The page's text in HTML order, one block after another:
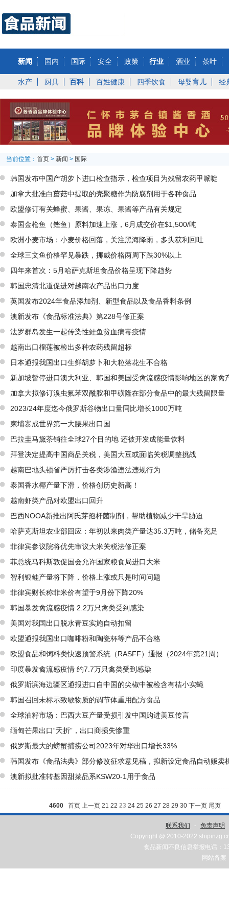
新闻 国内 国际 安全 政策 行业 酒业 茶叶
水产 厨具 百科 百姓健康 四季饮食 母婴育儿 经
当前位置： 首页 > 新闻 > 国际
韩国发布中国产胡萝卜进口检查指示，检查项目为残留农药甲哌啶
加拿大批准白蘑菇中提取的壳聚糖作为防腐剂用于各种食品
欧盟修订有关蜂蜜、果酱、果冻、果酱等产品有关规定
泰国金枪鱼（鲣鱼）原料加速上涨，6月成交价在$1,500/吨
欧洲小麦市场：小麦价格回落，关注黑海降雨，多头获利回吐
全球三文鱼价格罕见暴跌，挪威价格两周下跌30%以上
四年来首次：5月哈萨克斯坦食品价格呈现下降趋势
韩国忠清北道促进对越南农产品出口力度
英国发布2024年食品添加剂、新型食品以及食品香料条例
澳新发布《食品标准法典》第228号修正案
法罗群岛发生一起传染性鲑鱼贫血病毒疫情
越南出口榴莲被检出多种农药残留超标
日本通报我国出口生鲜胡萝卜和大粒落花生不合格
新加坡暂停进口澳大利亚、韩国和美国受禽流感疫情影响地区的家禽
加拿大拟修订溴虫氟苯双酰胺和甲磺隆在部分食品中的最大残留限量
2023/24年度迄今俄罗斯谷物出口量同比增长1000万吨
柬埔寨成世界第一大腰果出口国
巴拉圭马黛茶销往全球27个目的地 还被开发成能量饮料
拜登决定提高中国商品关税，美国大豆或面临关税调整挑战
越南巴地头顿省严厉打击各类涉渔违法违规行为
泰国香水椰产量下滑，价格创历史新高！
越南虾类产品对欧盟出口回升
巴西NOOA新推出阿氏芽孢杆菌制剂，帮助植物减少干旱胁迫
哈萨克斯坦农业部回应：年初以来肉类产量达35.3万吨，储备充足
菲律宾参议院将优先审议大米关税法修正案
菲总统马科斯敦促国会允许国家粮食局进口大米
智利银鲑产量将下降，价格上涨或只是时间问题
菲律宾财长称菲米价有望于9月份下降20%
韩国暴发禽流感疫情 2.2万只禽类受到感染
美国对我国出口脱水青豆实施自动扣留
欧盟通报我国出口咖啡粉和陶瓷杯等产品不合格
欧盟食品和饲料类快速预警系统（RASFF）通报（2024年第21周）
印度暴发禽流感疫情 约7.7万只禽类受到感染
俄罗斯滨海边疆区通报进口自中国的尖椒中被检含有桔小实蝇
韩国召回未标示致敏物质的调节体重用配方食品
全球油籽市场：巴西大豆产量受损引发中国购进美豆传言
缅甸芒果出口“夭折”，出口商损失惨重
俄罗斯最大的螃蟹捕捞公司2023年对华出口增长33%
韩国发布《食品法典》部分修改征求意见稿，拟新设定食品自动贩卖
微生物标准
澳新拟批准转基因甜菜品系KSW20-1用于食品
4600 首页 上一页 21 22 23 24 25 26 27 28 29 30 下一页 尾页
联系我们 - 免责声明
Copyright @ 2010-2022
食品新闻不良信息举报电话：
网站备案